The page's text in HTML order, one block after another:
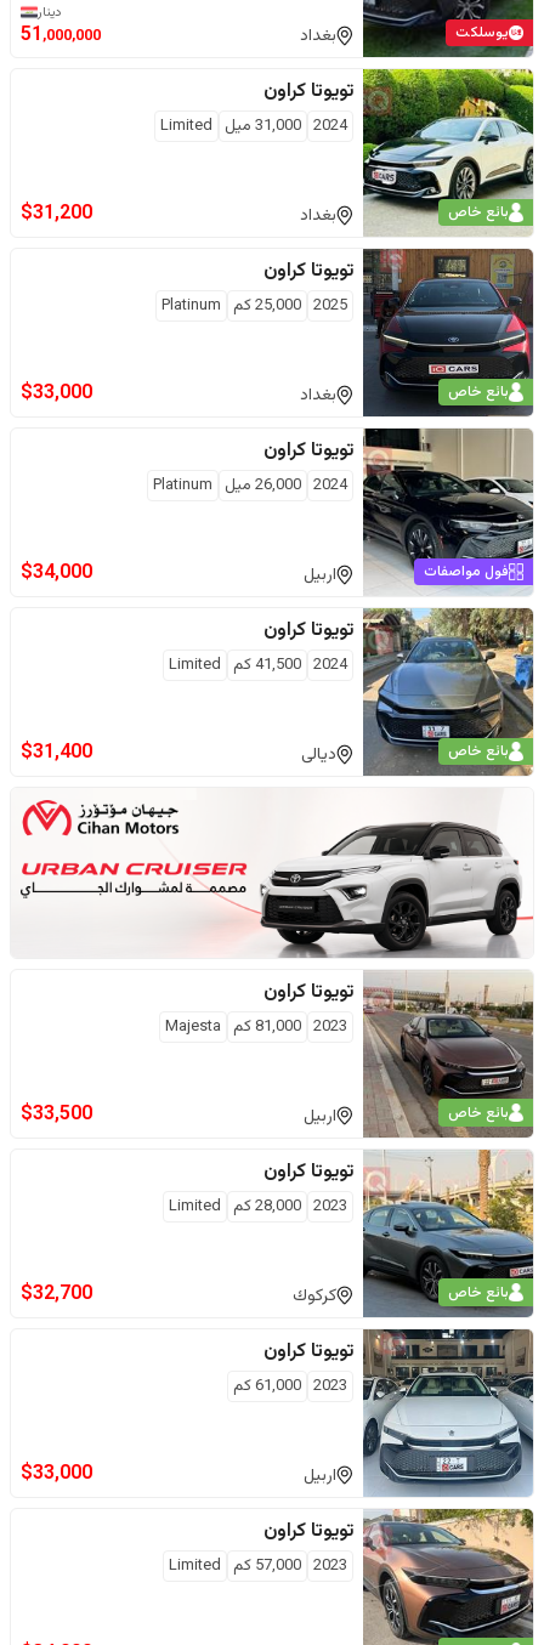
يوسلكت بغداد
دينار
51,000,000
بائع خاص
تويوتا كراون
2024
31,000 ميل Limited
بغداد $31,200
بائع خاص
تويوتا كراون
2025
25,000كم Platinum
بغداد $33,000
فول مواصفات
تويوتا كراون
2024
26,000 ميل Platinum
اربيل $34,000
بائع خاص
تويوتا كراون
2024
41,500كم Limited
ديالى $31,400
بائع خاص
تويوتا كراون
2023
81,000كم Majesta
اربيل $33,500
بائع خاص
تويوتا كراون
2023
28,000كم Limited
كركوك $32,700
تويوتا كراون
2023
61,000كم
اربيل $33,000
تويوتا كراون
2023
57,000 كم Limited